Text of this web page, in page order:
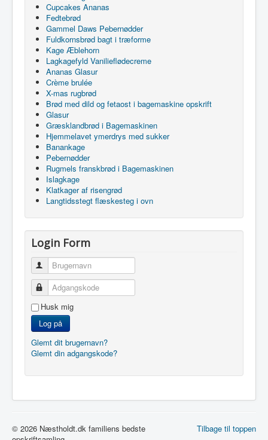
Cupcakes Ananas
Fedtebrød
Gammel Daws Pebernødder
Fuldkornsbrød bagt i træforme
Kage Æblehorn
Lagkagefyld Vanilieflødecreme
Ananas Glasur
Crème brulée
X-mas rugbrød
Brød med dild og fetaost i bagemaskine opskrift
Glasur
Græsklandbrød i Bagemaskinen
Hjemmelavet ymerdrys med sukker
Banankage
Pebernødder
Rugmels franskbrød i Bagemaskinen
Islagkage
Klatkager af risengrød
Langtidsstegt flæskesteg i ovn
Login Form
Brugernavn
Adgangskode
Husk mig
Log på
Glemt dit brugernavn?
Glemt din adgangskode?
Tilbage til toppen
© 2026 Næstholdt.dk familiens bedste